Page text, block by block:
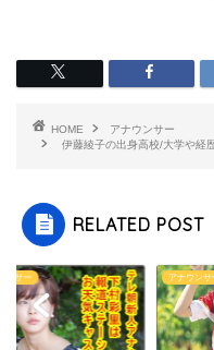
HOME
アナウンサー
伊藤綾子の出身高校/大学や経
RELATED POST
ンサー アナウンサ